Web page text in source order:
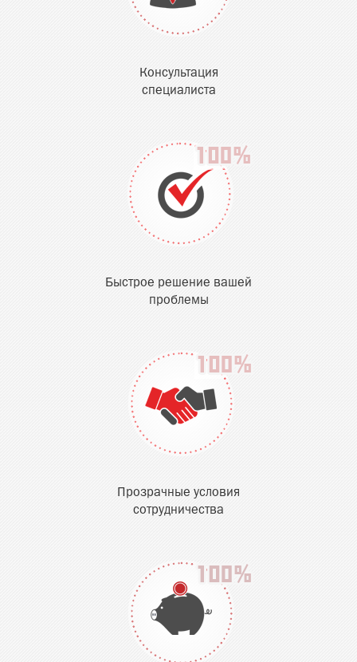
Консультация
специалиста
Быстрое решение вашей
проблемы
Прозрачные условия
сотрудничества